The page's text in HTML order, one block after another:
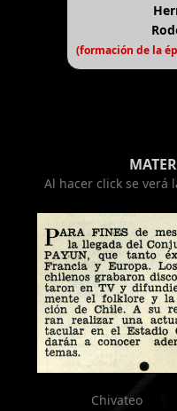
(formación de la
Al hacer click se verá
Chivateo